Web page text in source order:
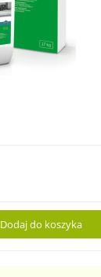
Dodaj do koszyka